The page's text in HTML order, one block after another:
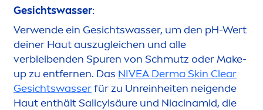
Gesichtswasser:
Verwende ein Gesichtswasser, um den pH-Wert
deiner Haut auszugleichen und alle
verbleibenden Spuren von Schmutz oder Make-
up zu entfernen. Das NIVEA Derma Skin Clear
Gesichtswasserfür zu Unreinheiten neigende
Haut enthält Salicylsäure und Niacinamid, die